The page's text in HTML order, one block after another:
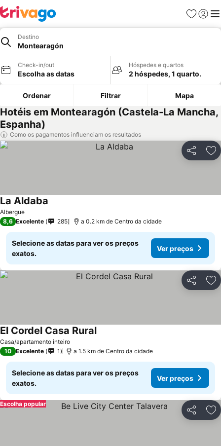
Favoritos
Iniciar
Destino
Montearagón
Check-in/out
Escolha as datas
Hóspedes e quartos
2 hóspedes, 1 quarto.
Ordenar Filtrar Mapa
Hotéis em Montearagón (Castela-La Mancha,
Espanha)
Como os pagamentos influenciam os resultados
Partilhar
Albergue
La Aldaba
8,6 Excelente 285 a 0.2 km de Centro da cidade
Selecione as datas para ver os preços
exatos.
Ver preços
Partilhar
Casa/apartamento inteiro
El Cordel Casa Rural
10 Excelente 1 a 1.5 km de Centro da cidade
Selecione as datas para ver os preços
exatos.
Ver preços
Partilhar
Escolha popular